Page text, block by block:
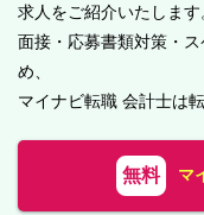
求人をご紹介いたします
面接・応募書類対策・
め、
マイナビ転職 会計士は
無料 マ